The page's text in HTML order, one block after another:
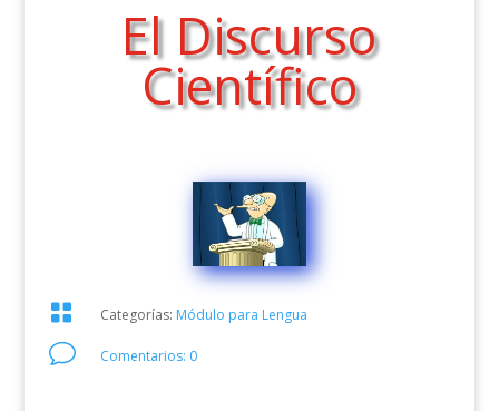
El Discurso
Científico
 Categorías: Módulo para Lengua
v Comentarios: 0